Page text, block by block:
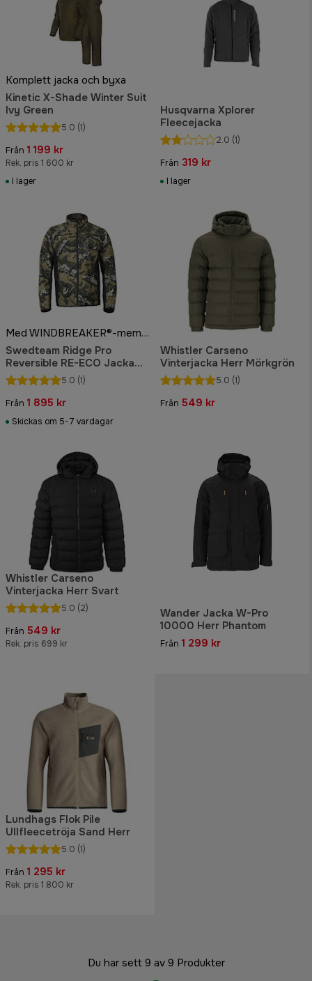
Komplett jacka och byxa
Kinetic X-Shade Winter Suit
Ivy Green
5.0 (1)
Från 1 199 kr
Rek. pris 1 600 kr
I lager
Husqvarna Xplorer
Fleecejacka
2.0 (1)
Från 319 kr
I lager
Med WINDBREAKER®-membran
Swedteam Ridge Pro
Reversible RE-ECO Jacka
Desolve Veil5.0 (1)
Från 1 895 kr
Skickas om 5-7 vardagar
Whistler Carseno
Vinterjacka Herr Mörkgrön
5.0 (1)
Från 549 kr
Whistler Carseno
Vinterjacka Herr Svart
5.0 (2)
Från 549 kr
Rek. pris 699 kr
Wander Jacka W-Pro
10000 Herr Phantom
Från 1 299 kr
Lundhags Flok Pile
Ullfleecetröja Sand Herr
5.0 (1)
Från 1 295 kr
Rek. pris 1 800 kr
Du har sett 9 av 9 Produkter